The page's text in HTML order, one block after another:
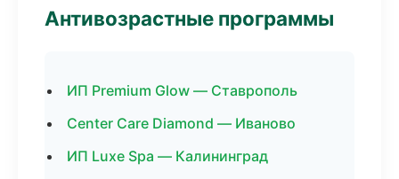
Антивозрастные программы
ИП Premium Glow — Ставрополь
Center Care Diamond — Иваново
ИП Luxe Spa — Калининград